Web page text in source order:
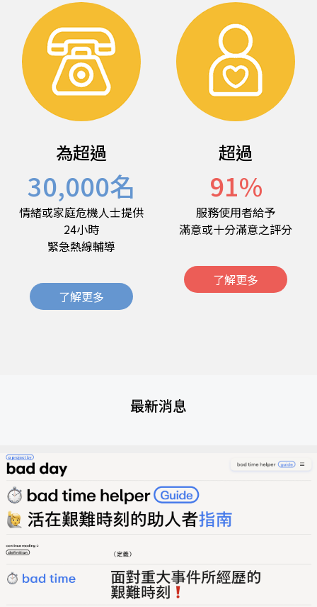
為超過
30,000名
情緒或家庭危機人士提供
24小時
緊急熱線輔導
了解更多
超過
91%
服務使用者給予
滿意或十分滿意之評分
了解更多
最新消息